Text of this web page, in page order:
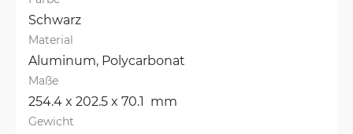
Schwarz
Material
Aluminum, Polycarbonat
Maße
254.4 x 202.5 x 70.1  mm
Gewicht